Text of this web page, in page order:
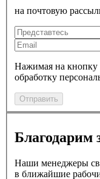
на почтовую
Нажимая на кнопку
обработку
Отправить
Благодарим
Наши менеджеры
в ближайшие